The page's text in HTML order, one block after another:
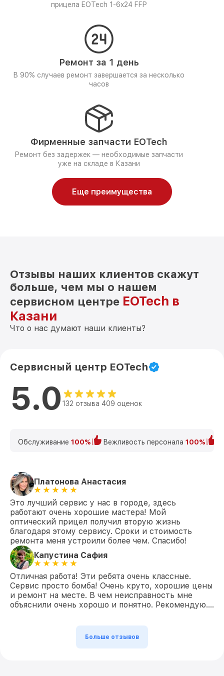
прицела EOTech 1-6x24 FFP
Ремонт за 1 день
В 90% случаев ремонт завершается за несколько
часов
Фирменные запчасти EOTech
Ремонт без задержек — необходимые запчасти
уже на складе в Казани
Еще преимущества
Отзывы наших клиентов скажут
больше, чем мы о нашем
сервисном центре EOTech в
Казани
Что о нас думают наши клиенты?
Сервисный центр EOTech
5.0 132 отзыва 409 оценок
Обслуживание 100% Вежливость персонала 100%
Платонова Анастасия
Это лучший сервис у нас в городе, здесь
работают очень хорошие мастера! Мой
оптический прицел получил вторую жизнь
благодаря этому сервису. Сроки и стоимость
ремонта меня устроили более чем. Спасибо!
Капустина Сафия
Отличная работа! Эти ребята очень классные.
Сервис просто бомба! Очень круто, хорошие цены
и ремонт на месте. В чем неисправность мне
объяснили очень хорошо и понятно. Рекомендую….
Больше отзывов